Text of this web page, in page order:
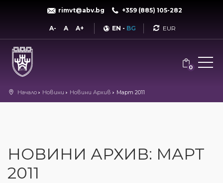
rimvt@abv.bg +359 (885) 105-282
A- A A+ EN - BG Currency
0
Начало Новини Новини Архив Март 2011
НОВИНИ АРХИВ: МАРТ
2011